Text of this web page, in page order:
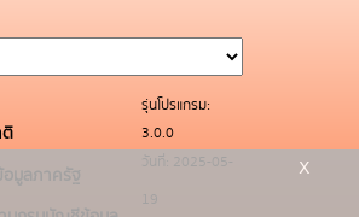
ติ
มูลภาครัฐ
รุ่นโปรแกรม:
3.0.0
วันที่: 2025-05-
19
x